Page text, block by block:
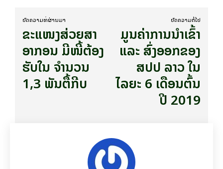
ບົດ​ຄວາມ​ທີ່​ຜ່ານ​ມາ
ຂະແໜງສ່ວຍສາ
ອາກອນ ມີໜີ້ຕ້ອງ
ຮັບໃນ ຈຳນວນ
1,3 ພັນຕື້ກີບ
ບົດ​ຄວາມ​ຕໍ່​ໄປ
ມູນຄ່າການນໍາເຂົ້າ
ແລະ ສົ່ງອອກຂອງ
ສປປ ລາວ ໃນ
ໄລຍະ 6 ເດືອນຕົ້ນ
ປີ 2019